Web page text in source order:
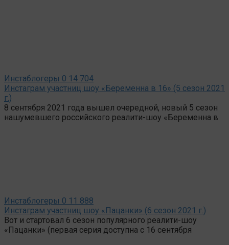
Инстаблогеры 0 14 704
Инстаграм участниц шоу «Беременна в 16» (5 сезон 2021
г.)
8 сентября 2021 года вышел очередной, новый 5 сезон
нашумевшего российского реалити-шоу «Беременна в
Инстаблогеры 0 11 888
Инстаграм участниц шоу «Пацанки» (6 сезон 2021 г.)
Вот и стартовал 6 сезон популярного реалити-шоу
«Пацанки» (первая серия доступна с 16 сентября